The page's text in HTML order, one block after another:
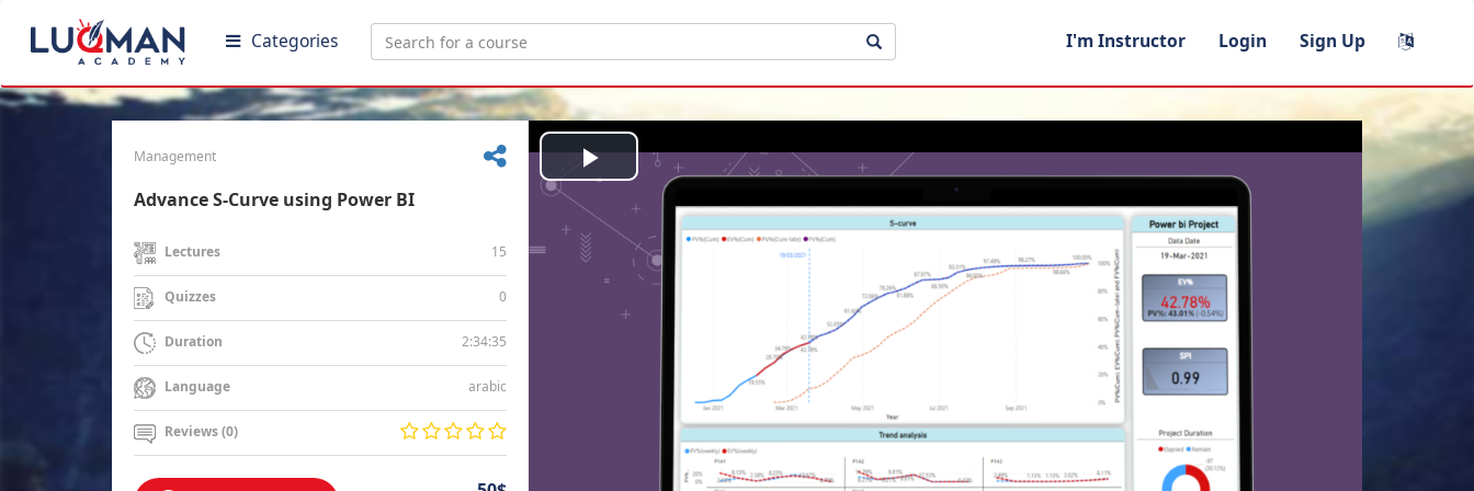
Categories I'm Instructor Login Sign Up
Management
Advance S-Curve using Power BI
Lectures 15
Quizzes 0
Duration 2:34:35
Language arabic
Reviews (0)
Play
Video